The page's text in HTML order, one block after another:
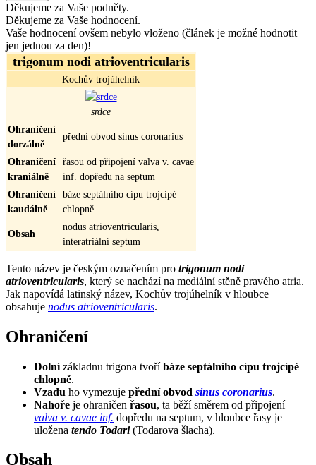
Děkujeme za Vaše podněty.
Děkujeme za Vaše hodnocení.
Vaše hodnocení ovšem nebylo vloženo (článek je možné hodnotit
jen jednou za den)!
trigonum nodi atrioventricularis
Kochův trojúhelník
srdce
Ohraničení
dorzálně
přední obvod sinus coronarius
Ohraničení
kraniálně
řasou od připojení valva v. cavae
inf. dopředu na septum
Ohraničení
kaudálně
báze septálního cípu trojcípé
chlopně
Obsah
nodus atrioventricularis,
interatriální septum
Tento název je českým označením pro trigonum nodi
atrioventricularis, který se nachází na mediální stěně pravého atria.
Jak napovídá latinský název, Kochův trojúhelník v hloubce
obsahuje nodus atrioventricularis.
Ohraničení
Dolnízákladnu trigona tvoříbáze septálního cípu trojcípé
chlopně.
Vzadu ho vymezuje přední obvod sinus coronarius.
Nahoře je ohraničen řasou, ta běží směrem od připojení
valva v. cavae inf. dopředu na septum, v hloubce řasy je
uložena tendo Todari(Todarova šlacha).
Obsah